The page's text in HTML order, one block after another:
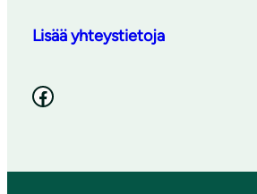
Lisää yhteystietoja
Facebook